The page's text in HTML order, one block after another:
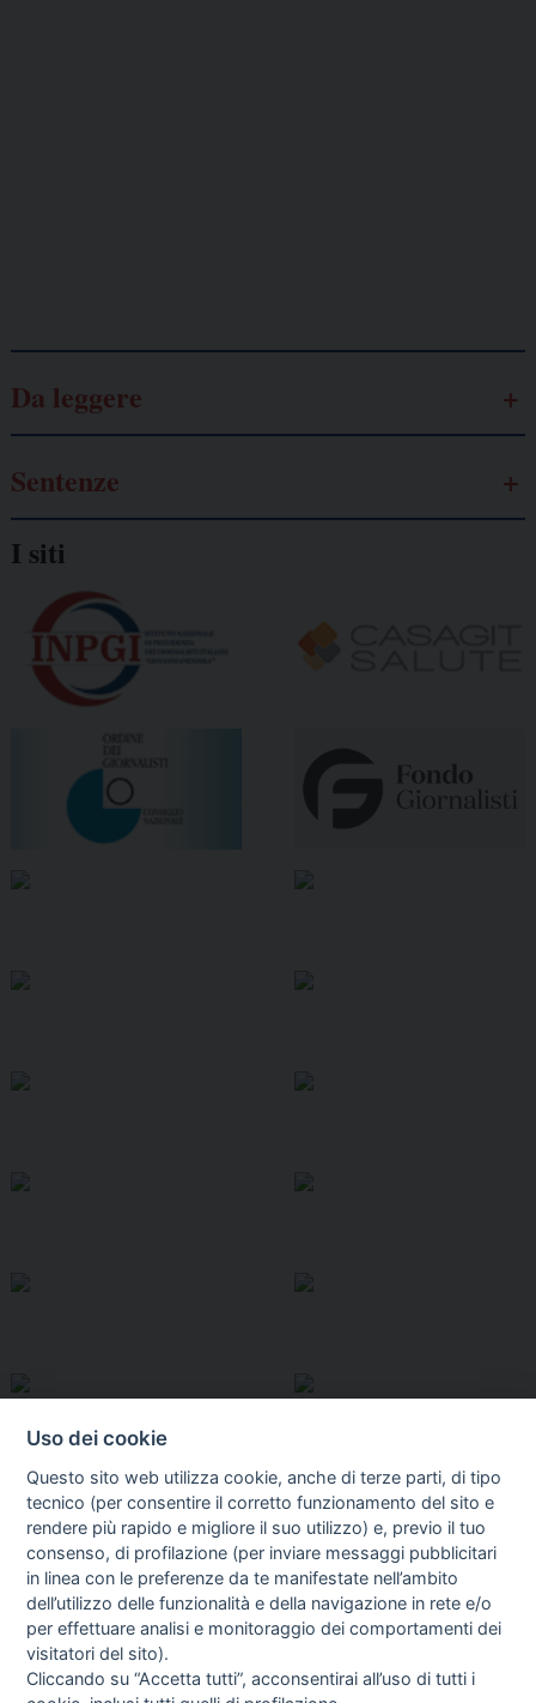
Da leggere
Sentenze
I siti
I libri Vedi tutti
Uso dei cookie
Questo sito web utilizza cookie, anche di terze parti, di tipo
tecnico (per consentire il corretto funzionamento del sito e
rendere più rapido e migliore il suo utilizzo) e, previo il tuo
consenso, di profilazione (per inviare messaggi pubblicitari
in linea con le preferenze da te manifestate nell’ambito
dell’utilizzo delle funzionalità e della navigazione in rete e/o
per effettuare analisi e monitoraggio dei comportamenti dei
visitatori del sito).
Cliccando su “Accetta tutti”, acconsentirai all’uso di tutti i